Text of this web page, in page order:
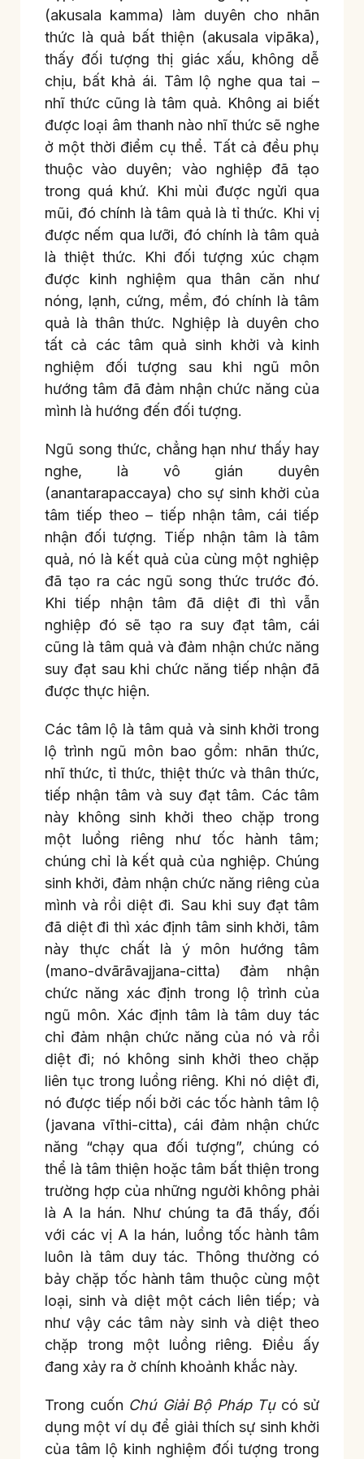
(akusala kamma) làm duyên cho nhãn
thức là quả bất thiện (akusala vipāka),
thấy đối tượng thị giác xấu, không dễ
chịu, bất khả ái. Tâm lộ nghe qua tai –
nhĩ thức cũng là tâm quả. Không ai biết
được loại âm thanh nào nhĩ thức sẽ nghe
ở một thời điểm cụ thể. Tất cả đều phụ
thuộc vào duyên; vào nghiệp đã tạo
trong quá khứ. Khi mùi được ngửi qua
mũi, đó chính là tâm quả là tỉ thức. Khi vị
được nếm qua lưỡi, đó chính là tâm quả
là thiệt thức. Khi đối tượng xúc chạm
được kinh nghiệm qua thân căn như
nóng, lạnh, cứng, mềm, đó chính là tâm
quả là thân thức. Nghiệp là duyên cho
tất cả các tâm quả sinh khởi và kinh
nghiệm đối tượng sau khi ngũ môn
hướng tâm đã đảm nhận chức năng của
mình là hướng đến đối tượng.
Ngũ song thức, chẳng hạn như thấy hay
nghe, là vô gián duyên
(anantarapaccaya) cho sự sinh khởi của
tâm tiếp theo – tiếp nhận tâm, cái tiếp
nhận đối tượng. Tiếp nhận tâm là tâm
quả, nó là kết quả của cùng một nghiệp
đã tạo ra các ngũ song thức trước đó.
Khi tiếp nhận tâm đã diệt đi thì vẫn
nghiệp đó sẽ tạo ra suy đạt tâm, cái
cũng là tâm quả và đảm nhận chức năng
suy đạt sau khi chức năng tiếp nhận đã
được thực hiện.
Các tâm lộ là tâm quả và sinh khởi trong
lộ trình ngũ môn bao gồm: nhãn thức,
nhĩ thức, tỉ thức, thiệt thức và thân thức,
tiếp nhận tâm và suy đạt tâm. Các tâm
này không sinh khởi theo chặp trong
một luồng riêng như tốc hành tâm;
chúng chỉ là kết quả của nghiệp. Chúng
sinh khởi, đảm nhận chức năng riêng của
mình và rồi diệt đi. Sau khi suy đạt tâm
đã diệt đi thì xác định tâm sinh khởi, tâm
này thực chất là ý môn hướng tâm
(mano-dvārāvajjana-citta) đảm nhận
chức năng xác định trong lộ trình của
ngũ môn. Xác định tâm là tâm duy tác
chỉ đảm nhận chức năng của nó và rồi
diệt đi; nó không sinh khởi theo chặp
liên tục trong luồng riêng. Khi nó diệt đi,
nó được tiếp nối bởi các tốc hành tâm lộ
(javana vīthi-citta), cái đảm nhận chức
năng “chạy qua đối tượng”, chúng có
thể là tâm thiện hoặc tâm bất thiện trong
trường hợp của những người không phải
là A la hán. Như chúng ta đã thấy, đối
với các vị A la hán, luồng tốc hành tâm
luôn là tâm duy tác. Thông thường có
bảy chặp tốc hành tâm thuộc cùng một
loại, sinh và diệt một cách liên tiếp; và
như vậy các tâm này sinh và diệt theo
chặp trong một luồng riêng. Điều ấy
đang xảy ra ở chính khoảnh khắc này.
Trong cuốn Chú Giải Bộ Pháp Tụcó sử
dụng một ví dụ để giải thích sự sinh khởi
của tâm lộ kinh nghiệm đối tượng trong